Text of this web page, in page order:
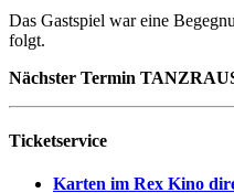
Das Gastspiel war eine
folgt.
Nächster Termin
Ticketservice
Karten im Rex Kino